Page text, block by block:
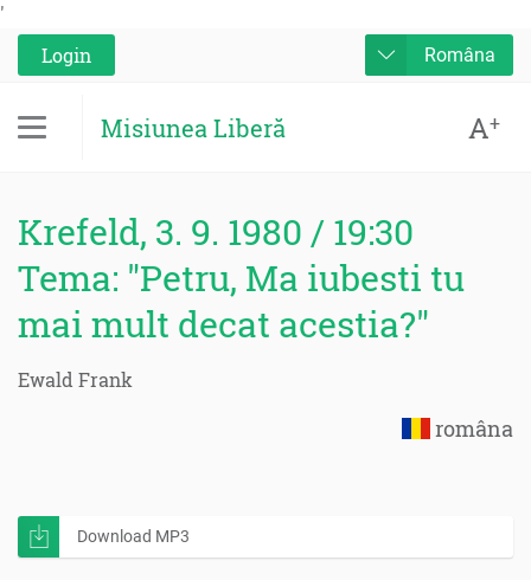
'
Login
Româna
Misiunea Liberă A+
Krefeld, 3. 9. 1980 / 19:30
Tema: "Petru, Ma iubesti tu
mai mult decat acestia?"
Ewald Frank
româna
Download MP3